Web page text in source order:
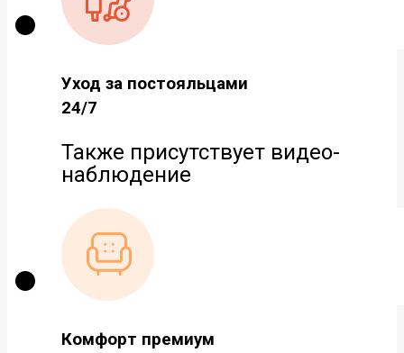
Уход за постояльцами
24/7
Также присутствует видео-
наблюдение
Комфорт премиум